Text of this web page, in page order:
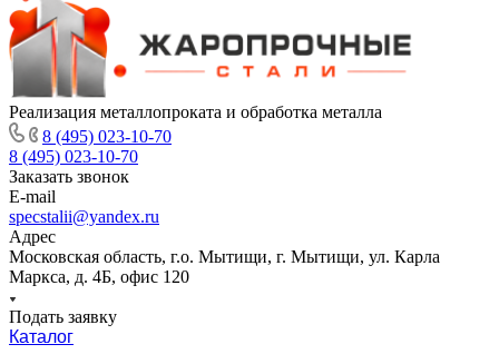
Реализация металлопроката и обработка металла
8 (495) 023-10-70
8 (495) 023-10-70
Заказать звонок
E-mail
specstalii@yandex.ru
Адрес
Московская область, г.о. Мытищи, г. Мытищи, ул. Карла
Маркса, д. 4Б, офис 120
Подать заявку
Каталог